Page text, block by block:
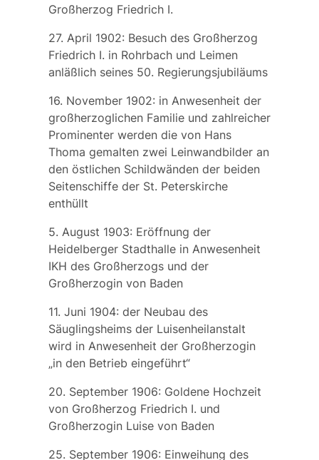
Großherzog Friedrich I.
27. April 1902: Besuch des Großherzog
Friedrich I. in Rohrbach und Leimen
anläßlich seines 50. Regierungsjubiläums
16. November 1902: in Anwesenheit der
großherzoglichen Familie und zahlreicher
Prominenter werden die von Hans
Thoma gemalten zwei Leinwandbilder an
den östlichen Schildwänden der beiden
Seitenschiffe der St. Peterskirche
enthüllt
5. August 1903: Eröffnung der
Heidelberger Stadthallein Anwesenheit
IKH des Großherzogs und der
Großherzogin von Baden
11. Juni 1904: der Neubau des
Säuglingsheimsder Luisenheilanstalt
wird in Anwesenheit der Großherzogin
„in den Betrieb eingeführt“
20. September 1906: Goldene Hochzeit
von Großherzog Friedrich I. und
Großherzogin Luise von Baden
25. September 1906: Einweihung des